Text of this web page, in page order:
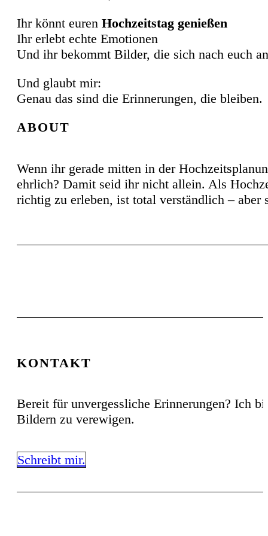
Ihr könnt euren Hochzeitstag genießen
Ihr erlebt echte Emotionen
Und ihr bekommt Bilder, die sich nach euch
Und glaubt mir:
Genau das sind die Erinnerungen, die bleiben.
ABOUT
Wenn ihr gerade mitten in der
ehrlich? Damit seid ihr nicht allein. Als
richtig zu erleben, ist total verständlich –
KONTAKT
Bereit für unvergessliche Erinnerungen? Ich
Bildern zu verewigen.
Schreibt mir.